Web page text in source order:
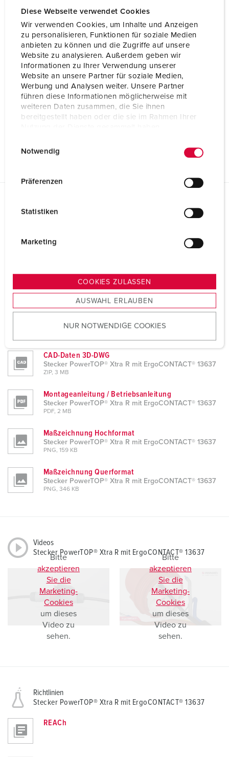
Diese Webseite verwendet Cookies
Wir verwenden Cookies, um Inhalte und Anzeigen
zu personalisieren, Funktionen für soziale Medien
anbieten zu können und die Zugriffe auf unsere
Website zu analysieren. Außerdem geben wir
Informationen zu Ihrer Verwendung unserer
Website an unsere Partner für soziale Medien,
Werbung und Analysen weiter. Unsere Partner
führen diese Informationen möglicherweise mit
weiteren Daten zusammen, die Sie ihnen
bereitgestellt haben oder die sie im Rahmen Ihrer
s
u
w
a
l
Notwendig
Präferenzen
Statistiken
Marketing
COOKIES ZULASSEN
AUSWAHL ERLAUBEN
NUR NOTWENDIGE COOKIES
Planungsdaten & Downloads
Stecker PowerTOP® Xtra R mit ErgoCONTACT® 13637
Produktinfoblatt
Stecker PowerTOP® Xtra R mit ErgoCONTACT® 13637
Konformitätserklärung
Stecker PowerTOP® Xtra R mit ErgoCONTACT® 13637
PDF, 51 KB
Stecker PowerTOP® Xtra R mit ErgoCONTACT® 13637
CAD-Daten 3D-DWG
Stecker PowerTOP® Xtra R mit ErgoCONTACT® 13637
ZIP, 3 MB
Montageanleitung / Betriebsanleitung
Stecker PowerTOP® Xtra R mit ErgoCONTACT® 13637
PDF, 2 MB
Maßzeichnung Hochformat
Stecker PowerTOP® Xtra R mit ErgoCONTACT® 13637
PNG, 159 KB
Maßzeichnung Querformat
Stecker PowerTOP® Xtra R mit ErgoCONTACT® 13637
PNG, 346 KB
Videos
Stecker PowerTOP® Xtra R mit ErgoCONTACT® 13637
Bitte
akzeptieren
Sie die
Marketing-
Cookies
um dieses
Video zu
sehen.
Bitte
akzeptieren
Sie die
Marketing-
Cookies
um dieses
Video zu
sehen.
Richtlinien
Stecker PowerTOP® Xtra R mit ErgoCONTACT® 13637
REACh